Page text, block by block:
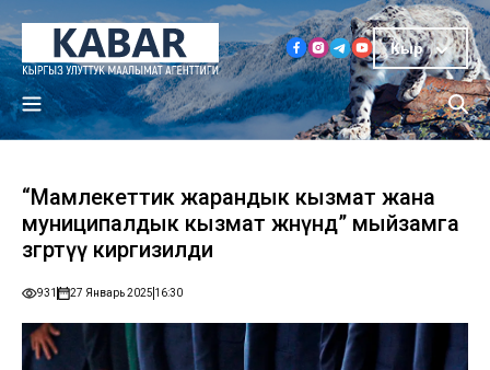
Кыр
“Мамлекеттик жарандык кызмат жана
муниципалдык кызмат жөнүндө” мыйзамга
өзгөртүү киргизилди
931 27 Январь 2025 16:30